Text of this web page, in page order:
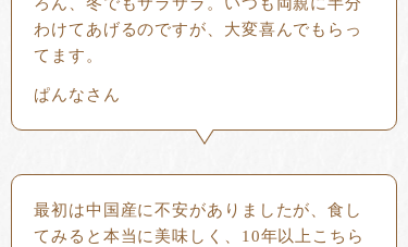
ろん、冬でもサラサラ。いつも両親に半分
わけてあげるのですが、大変喜んでもらっ
てます。
ぱんなさん
最初は中国産に不安がありましたが、食し
てみると本当に美味しく、10年以上こちら